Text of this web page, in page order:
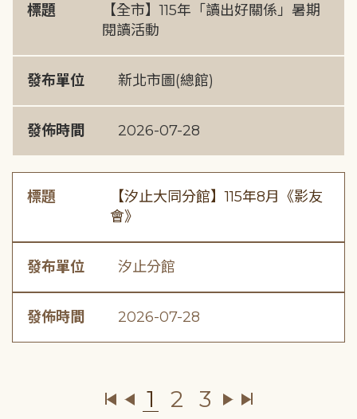
標題
【全市】115年「讀出好關係」暑期
閱讀活動
發布單位 新北市圖(總館)
發佈時間 2026-07-28
標題
【汐止大同分館】115年8月《影友
會》
發布單位 汐止分館
發佈時間 2026-07-28
1 2 3